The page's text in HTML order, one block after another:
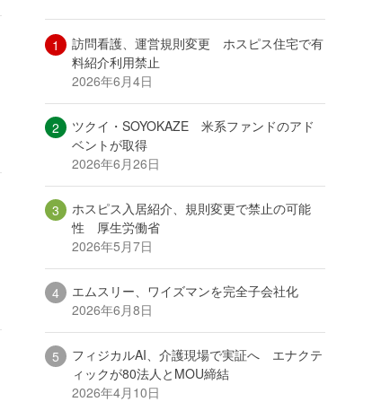
訪問看護、運営規則変更 ホスピス住宅で有
料紹介利用禁止
2026年6月4日
ツクイ・SOYOKAZE 米系ファンドのアド
ベントが取得
2026年6月26日
ホスピス入居紹介、規則変更で禁止の可能
性 厚生労働省
2026年5月7日
エムスリー、ワイズマンを完全子会社化
2026年6月8日
フィジカルAI、介護現場で実証へ エナクテ
ィックが80法人とMOU締結
2026年4月10日